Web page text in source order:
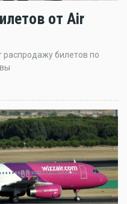
от Air
билетов по